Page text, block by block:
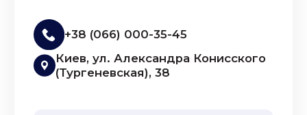
+38 (066) 000-35-45
Киев, ул. Александра Конисского
(Тургеневская), 38